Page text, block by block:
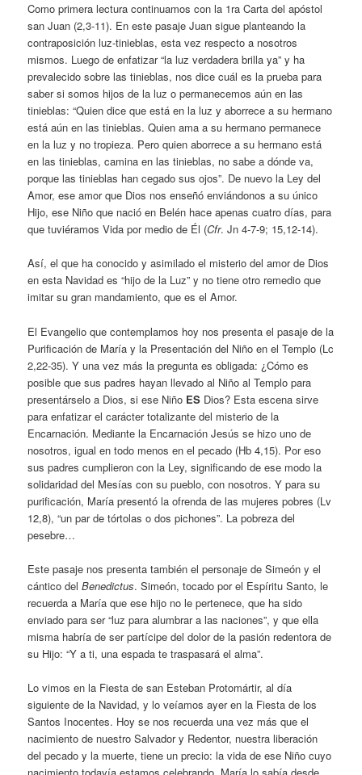
Como primera lectura continuamos con la 1ra Carta del apóstol
san Juan (2,3-11). En este pasaje Juan sigue planteando la
contraposición luz-tinieblas, esta vez respecto a nosotros
mismos. Luego de enfatizar “la luz verdadera brilla ya” y ha
prevalecido sobre las tinieblas, nos dice cuál es la prueba para
saber si somos hijos de la luz o permanecemos aún en las
tinieblas: “Quien dice que está en la luz y aborrece a su hermano
está aún en las tinieblas. Quien ama a su hermano permanece
en la luz y no tropieza. Pero quien aborrece a su hermano está
en las tinieblas, camina en las tinieblas, no sabe a dónde va,
porque las tinieblas han cegado sus ojos”. De nuevo la Ley del
Amor, ese amor que Dios nos enseñó enviándonos a su único
Hijo, ese Niño que nació en Belén hace apenas cuatro días, para
que tuviéramos Vida por medio de Él (Cfr. Jn 4-7-9; 15,12-14).
Así, el que ha conocido y asimilado el misterio del amor de Dios
en esta Navidad es “hijo de la Luz” y no tiene otro remedio que
imitar su gran mandamiento, que es el Amor.
El Evangelio que contemplamos hoy nos presenta el pasaje de la
Purificación de María y la Presentación del Niño en el Templo (Lc
2,22-35). Y una vez más la pregunta es obligada: ¿Cómo es
posible que sus padres hayan llevado al Niño al Templo para
presentárselo a Dios, si ese Niño ES Dios? Esta escena sirve
para enfatizar el carácter totalizante del misterio de la
Encarnación. Mediante la Encarnación Jesús se hizo uno de
nosotros, igual en todo menos en el pecado (Hb 4,15). Por eso
sus padres cumplieron con la Ley, significando de ese modo la
solidaridad del Mesías con su pueblo, con nosotros. Y para su
purificación, María presentó la ofrenda de las mujeres pobres (Lv
12,8), “un par de tórtolas o dos pichones”. La pobreza del
pesebre…
Este pasaje nos presenta también el personaje de Simeón y el
cántico delBenedictus. Simeón, tocado por el Espíritu Santo, le
recuerda a María que ese hijo no le pertenece, que ha sido
enviado para ser “luz para alumbrar a las naciones”, y que ella
misma habría de ser partícipe del dolor de la pasión redentora de
su Hijo: “Y a ti, una espada te traspasará el alma”.
Lo vimos en la Fiesta de san Esteban Protomártir, al día
siguiente de la Navidad, y lo veíamos ayer en la Fiesta de los
Santos Inocentes. Hoy se nos recuerda una vez más que el
nacimiento de nuestro Salvador y Redentor, nuestra liberación
del pecado y la muerte, tiene un precio: la vida de ese Niño cuyo